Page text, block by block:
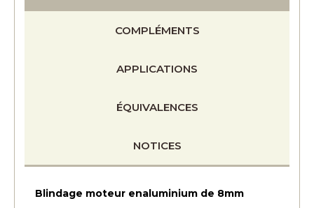
COMPLÉMENTS
APPLICATIONS
ÉQUIVALENCES
NOTICES
Blindage moteur enaluminium de 8mm